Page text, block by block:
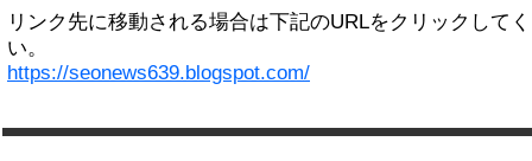
リンク先に移動される場合は下記のURLをクリックして
い。
https://seonews639.blogspot.com/